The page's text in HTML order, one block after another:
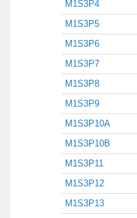
M1S3P4
M1S3P5
M1S3P6
M1S3P7
M1S3P8
M1S3P9
M1S3P10A
M1S3P10B
M1S3P11
M1S3P12
M1S3P13